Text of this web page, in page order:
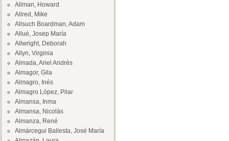
Allman, Howard
Allred, Mike
Allsuch Boardman, Adam
Allué, Josep María
Allwright, Deborah
Allyn, Virginia
Almada, Ariel Andrés
Almagor, Gila
Almagro, Inés
Almagro López, Pilar
Almansa, Inma
Almansa, Nicolás
Almanza, René
Almárcegui Ballesta, José María